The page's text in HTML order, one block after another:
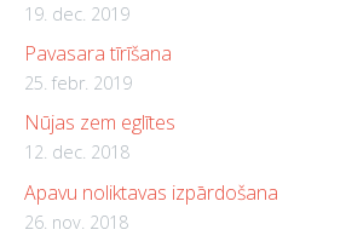
19. dec. 2019
Pavasara tīrīšana
25. febr. 2019
Nūjas zem eglītes
12. dec. 2018
Apavu noliktavas izpārdošana
26. nov. 2018